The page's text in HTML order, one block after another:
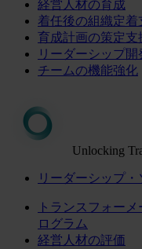
経営人材の育成
着任後の組織定着
育成計画の策定支
リーダーシップ開
チームの機能強化
Unlocking
リーダーシップ
トランスフォー
ログラム
経営人材の評価